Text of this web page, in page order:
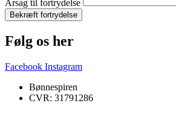
Årsag til fortrydelse
Bekræft fortrydelse
Følg os her
Facebook Instagram
Bønnespiren
CVR: 31791286